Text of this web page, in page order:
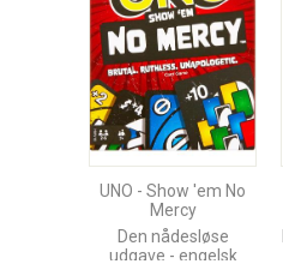
UNO - Show 'em No
Mercy
Den nådesløse
udgave - engelsk